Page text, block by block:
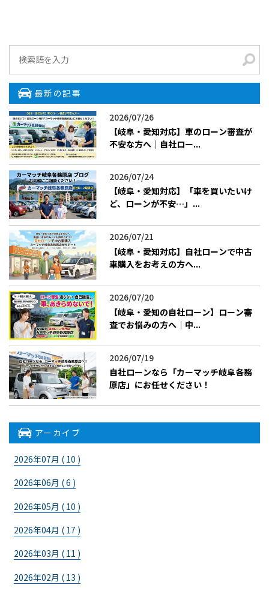
最新の記事
2026/07/26
【岐阜・愛知対応】車のローン審査が
不安な方へ｜自社ロー...
2026/07/24
【岐阜・愛知対応】「車を買いたいけ
ど、ローンが不安…」...
2026/07/21
【岐阜・愛知対応】自社ローンで中古
車購入をお考えの方へ...
2026/07/20
【岐阜・愛知の自社ローン】ローン審
査でお悩みの方へ｜中...
2026/07/19
​自社ローンなら「カーマッチ岐阜各務
原店」にお任せください！
アーカイブ
2026年07月 ( 10 )
2026年06月 ( 6 )
2026年05月 ( 10 )
2026年04月 ( 17 )
2026年03月 ( 11 )
2026年02月 ( 13 )